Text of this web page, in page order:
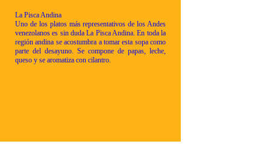
La Pisca Andina
Uno de los platos más representativos de los Andes
venezolanos es sin duda La Pisca Andina. En toda la
región andina se acostumbra a tomar esta sopa como
parte del desayuno. Se compone de papas, leche,
queso y se aromatiza con cilantro.